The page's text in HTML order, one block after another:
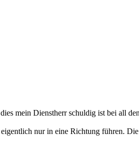
mein Dienstherr schuldig ist bei all
nur in eine Richtung führen.